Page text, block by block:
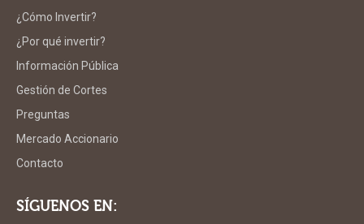
¿Cómo Invertir?
¿Por qué invertir?
Información Pública
Gestión de Cortes
Preguntas
Mercado Accionario
Contacto
SÍGUENOS EN: